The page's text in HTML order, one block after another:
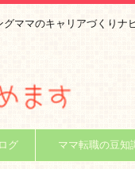
ママのキャリアづくりナ
グ ママ転職の豆知